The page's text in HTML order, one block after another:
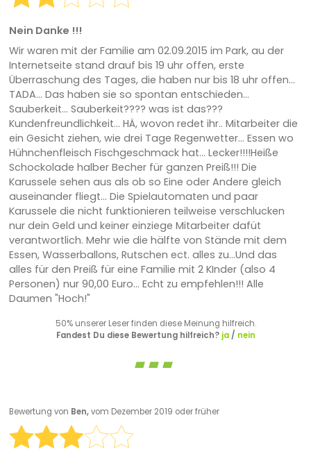
Nein Danke !!!
Wir waren mit der Familie am 02.09.2015 im Park, au der
Internetseite stand drauf bis 19 uhr offen, erste
Überraschung des Tages, die haben nur bis 18 uhr offen...
TADA... Das haben sie so spontan entschieden...
Sauberkeit... Sauberkeit???? was ist das???
Kundenfreundlichkeit... HÄ, wovon redet ihr.. Mitarbeiter die
ein Gesicht ziehen, wie drei Tage Regenwetter... Essen wo
Hühnchenfleisch Fischgeschmack hat... Lecker!!!!Heiße
Schockolade halber Becher für ganzen Preiß!!! Die
Karussele sehen aus als ob so Eine oder Andere gleich
auseinander fliegt... Die Spielautomaten und paar
Karussele die nicht funktionieren teilweise verschlucken
nur dein Geld und keiner einziege Mitarbeiter dafüt
verantwortlich. Mehr wie die hälfte von Stände mit dem
Essen, Wasserballons, Rutschen ect. alles zu...Und das
alles für den Preiß für eine Familie mit 2 KInder (also 4
Personen) nur 90,00 Euro... Echt zu empfehlen!!! Alle
Daumen "Hoch!"
50% unserer Leser finden diese Meinung hilfreich.
Fandest Du diese Bewertung hilfreich? ja/ nein
Bewertung von Ben,vom Dezember 2019 oder früher